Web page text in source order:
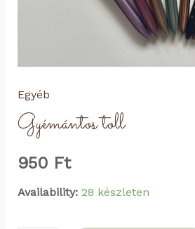
Egyéb
Gyémántos toll
950 Ft
Availability: 28 készleten